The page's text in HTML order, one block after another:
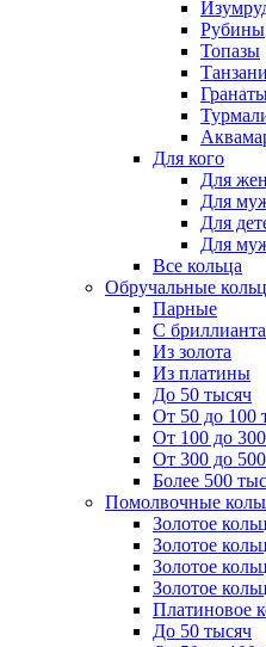
Рубины
Топазы
Для кого
Для
Для
Для
Для
Все кольца
Обручальные
Парные
С
Из золота
Из платины
До 50 тысяч
От 50 до 100
От 100 до
От 300 до
Более 500
Помолвочные
Золотое
Золотое
Золотое
Золотое
Платиновое
До 50 тысяч